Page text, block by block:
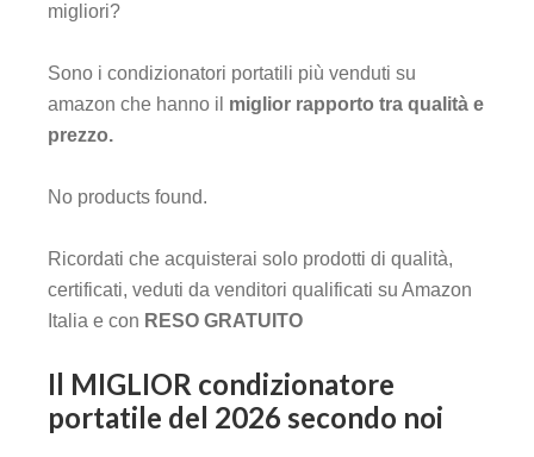
migliori?
Sono i condizionatori portatili più venduti su
amazon che hanno il miglior rapporto tra qualità e
prezzo.
No products found.
Ricordati che acquisterai solo prodotti di qualità,
certificati, veduti da venditori qualificati su Amazon
Italia e con RESO GRATUITO
Il MIGLIOR condizionatore
portatile del 2026 secondo noi